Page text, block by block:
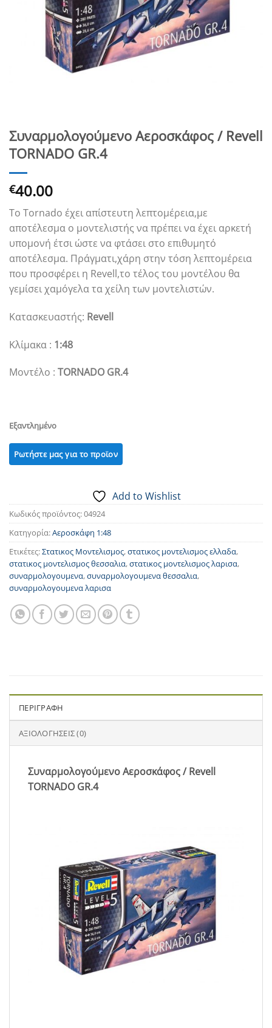
Συναρμολογούμενο Αεροσκάφος / Revell
TORNADO GR.4
€40.00
Το Tornado έχει απίστευτη λεπτομέρεια,με
αποτέλεσμα ο μοντελιστής να πρέπει να έχει αρκετή
υπομονή έτσι ώστε να φτάσει στο επιθυμητό
αποτέλεσμα. Πράγματι,χάρη στην τόση λεπτομέρεια
που προσφέρει η Revell,το τέλος του μοντέλου θα
γεμίσει χαμόγελα τα χείλη των μοντελιστών.
Κατασκευαστής: Revell
Κλίμακα : 1:48
Μοντέλο : TORNADO GR.4
Εξαντλημένο
Add to Wishlist
Κωδικός προϊόντος:04924
Κατηγορία:Αεροσκάφη 1:48
Ετικέτες:Στατικος Μοντελισμος,στατικος μοντελισμος ελλαδα,
στατικος μοντελισμος θεσσαλια,στατικος μοντελισμος λαρισα,
συναρμολογουμενα,συναρμολογουμενα θεσσαλια,
συναρμολογουμενα λαρισα
ΠΕΡΙΓΡΑΦΉ
ΑΞΙΟΛΟΓΉΣΕΙΣ (0)
Συναρμολογούμενο Αεροσκάφος / Revell
TORNADO GR.4